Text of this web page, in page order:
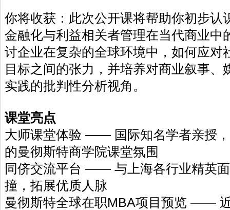
你将收获：此次公开课将帮助你初步认
金融化与利益相关者管理在当代商业中
讨企业在复杂的全球环境中，如何应对
目标之间的张力，并培养对商业叙事、
实践的批判性分析视角。
课堂亮点
大师课堂体验 —— 国际知名学者亲授
的曼彻斯特商学院课堂氛围
同侪交流平台 —— 与上海各行业精英
撞，拓展优质人脉
曼彻斯特全球在职MBA项目预览 ——